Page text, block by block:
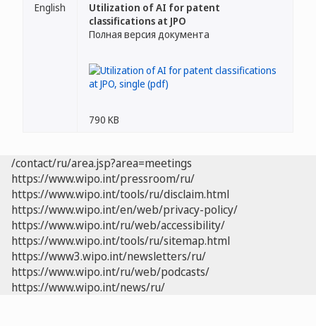
English
Utilization of AI for patent
classifications at JPO
Полная версия документа
790 KB
/contact/ru/area.jsp?area=meetings
https://www.wipo.int/pressroom/ru/
https://www.wipo.int/tools/ru/disclaim.html
https://www.wipo.int/en/web/privacy-policy/
https://www.wipo.int/ru/web/accessibility/
https://www.wipo.int/tools/ru/sitemap.html
https://www3.wipo.int/newsletters/ru/
https://www.wipo.int/ru/web/podcasts/
https://www.wipo.int/news/ru/